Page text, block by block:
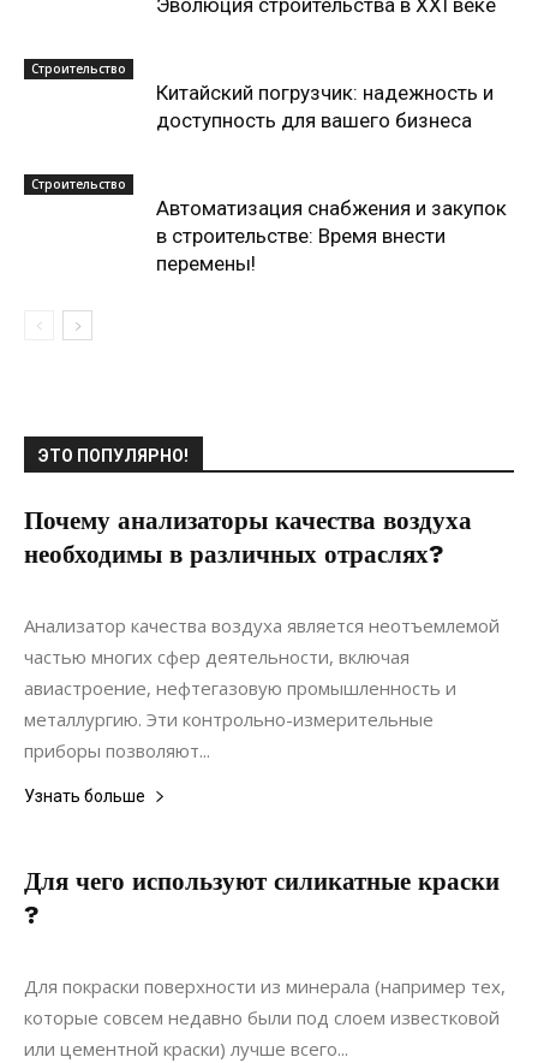
Эволюция строительства в XXI веке
Строительство
Китайский погрузчик: надежность и
доступность для вашего бизнеса
Строительство
Автоматизация снабжения и закупок
в строительстве: Время внести
перемены!
ЭТО ПОПУЛЯРНО!
Почему анализаторы качества воздуха
необходимы в различных отраслях?
20.06.2022
Анализатор качества воздуха является неотъемлемой
частью многих сфер деятельности, включая
авиастроение, нефтегазовую промышленность и
металлургию. Эти контрольно-измерительные
приборы позволяют...
Узнать больше
Для чего используют силикатные краски
?
Для покраски поверхности из минерала (например тех,
которые совсем недавно были под слоем известковой
или цементной краски) лучше всего...